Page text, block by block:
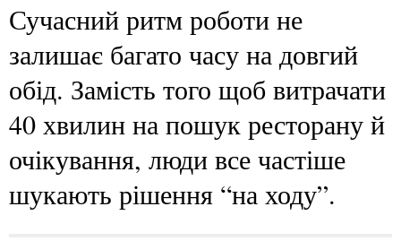
Сучасний ритм роботи не
залишає багато часу на довгий
обід. Замість того щоб витрачати
40 хвилин на пошук ресторану й
очікування, люди все частіше
шукають рішення “на ходу”.